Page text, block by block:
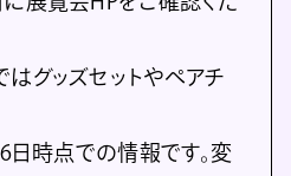
グッズセットやペアチ
時点での情報です。変